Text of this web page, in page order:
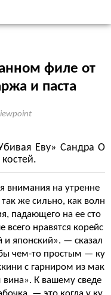
филе от
и паста
Еву» Сандра О
внимания на утренне
же сильно, как волн
падающего на ее сто
нравятся корейс
и японский». — сказал
чем-то простым — ку
с гарниром из мак
К вашему сведе